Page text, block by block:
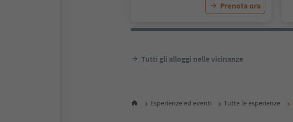
Prenota ora
Tutti gli alloggi nelle vicinanze
Esperienze ed eventi Tutte le esperienze